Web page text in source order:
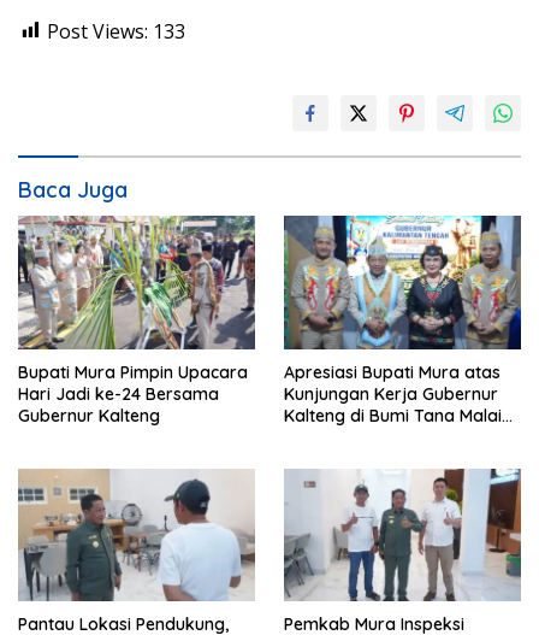
Post Views: 133
Baca Juga
Bupati Mura Pimpin Upacara
Hari Jadi ke-24 Bersama
Gubernur Kalteng
Apresiasi Bupati Mura atas
Kunjungan Kerja Gubernur
Kalteng di Bumi Tana Malai
Pantau Lokasi Pendukung, Pemkab Mura Inspeksi